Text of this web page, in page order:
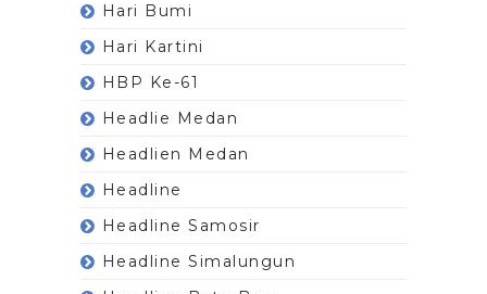
Hari Bumi
Hari Kartini
HBP Ke-61
Headlie Medan
Headlien Medan
Headline
Headline Samosir
Headline Simalungun